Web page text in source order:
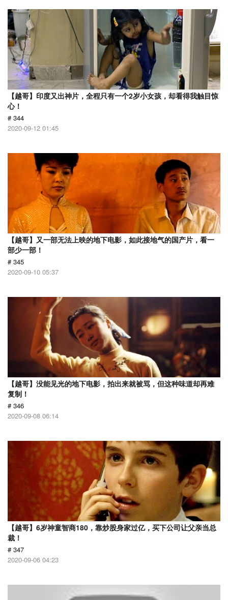
【越哥】印度又出神片，全程只有一个2岁小女孩，却看得我触目惊
心！
# 344
2020-09-12 01:45
【越哥】又一部无法上映的地下电影，如此接地气的国产片，看一
部少一部！
# 345
2020-09-10 05:37
【越哥】没能见光的地下电影，拍出来就被骂，但这种味道却再难
复制！
# 346
2020-09-08 06:14
【越哥】6岁神童智商180，靠炒股身家过亿，买下公司让父亲当总
裁！
# 347
2020-09-06 04:23